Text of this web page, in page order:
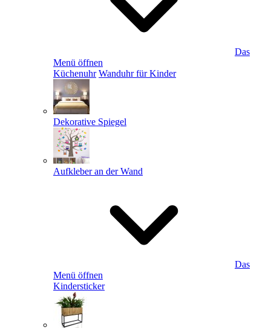
Das
Menü öffnen
Küchenuhr Wanduhr für Kinder
Dekorative Spiegel
Aufkleber an der Wand
Das
Menü öffnen
Kindersticker